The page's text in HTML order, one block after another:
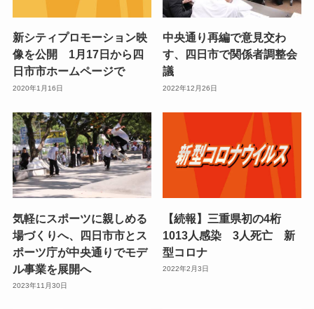
新シティプロモーション映
像を公開 1月17日から四
日市市ホームページで
2020年1月16日
中央通り再編で意見交わ
す、四日市で関係者調整会
議
2022年12月26日
気軽にスポーツに親しめる
場づくりへ、四日市市とス
ポーツ庁が中央通りでモデ
ル事業を展開へ
2023年11月30日
【続報】三重県初の4桁
1013人感染 3人死亡 新
型コロナ
2022年2月3日